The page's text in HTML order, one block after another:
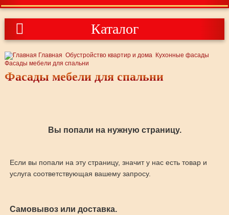
Каталог
Главная Обустройство квартир и дома Кухонные фасады
Фасады мебели для спальни
Фасады мебели для спальни
Вы попали на нужную страницу.
Если вы попали на эту страницу, значит у нас есть товар и
услуга соответствующая вашему запросу.
Самовывоз или доставка.